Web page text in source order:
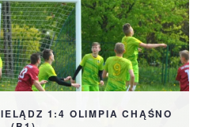
1:4 OLIMPIA CHĄŚNO